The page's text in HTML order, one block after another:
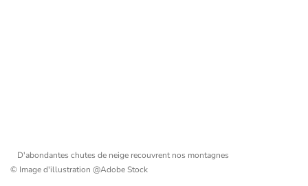
D'abondantes chutes de neige recouvrent nos montagnes
© Image d'illustration @Adobe Stock